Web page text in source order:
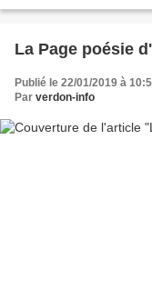
Publié le 22/01/2019 à
Par verdon-info